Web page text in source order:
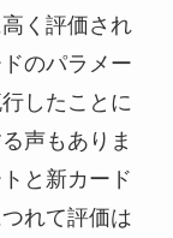
く評価され
のパラメー
したことに
声もありま
と新カード
れて評価は